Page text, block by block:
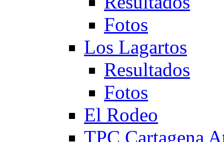
Fotos
Los Lagartos
Resultados
Fotos
El Rodeo
TPC Cartagena